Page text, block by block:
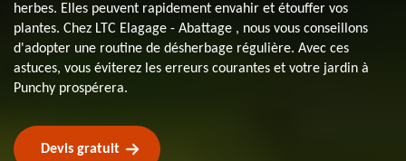
herbes. Elles peuvent rapidement envahir et étouffer vos
plantes. Chez LTC Elagage - Abattage , nous vous conseillons
d'adopter une routine de désherbage régulière. Avec ces
astuces, vous éviterez les erreurs courantes et votre jardin à
Punchy prospérera.
Devis gratuit